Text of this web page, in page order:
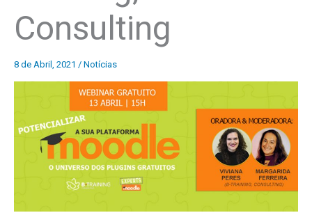
Consulting
8 de Abril, 2021 / Notícias